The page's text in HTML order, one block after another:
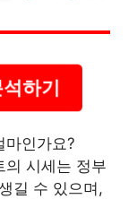
하기
마인가요?
의 시세는 정부
길 수 있으며,